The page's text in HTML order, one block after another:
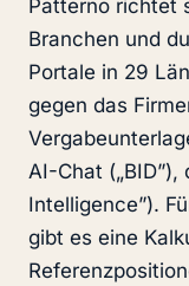
Patterno richtet
Branchen und
Portale in 29
gegen das
AI-Chat („BID”),
Intelligence”).
gibt es eine